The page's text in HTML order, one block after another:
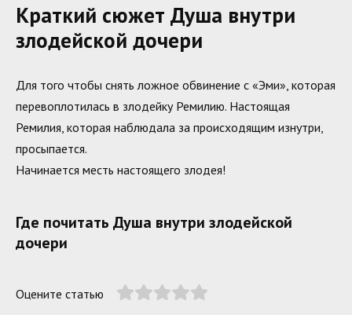
Краткий сюжет Душа внутри
злодейской дочери
Для того чтобы снять ложное обвинение с «Эми», которая
перевоплотилась в злодейку Ремилию. Настоящая
Ремилия, которая наблюдала за происходящим изнутри,
просыпается.
Начинается месть настоящего злодея!
Где почитать Душа внутри злодейской
дочери
Оцените статью